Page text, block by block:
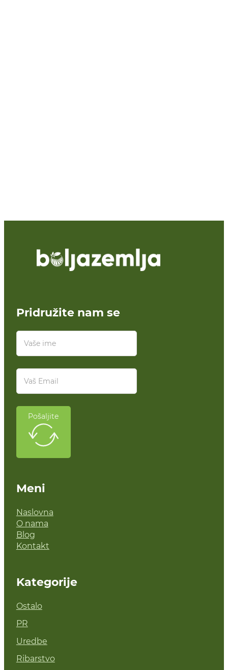
Pridružite nam se
Pošaljite
Meni
Naslovna
O nama
Blog
Kontakt
Kategorije
Ostalo
PR
Uredbe
Ribarstvo